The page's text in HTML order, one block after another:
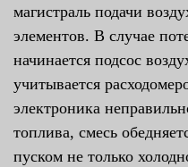
магистраль подачи
элементов. В случае
начинается подсос
учитывается
электроника
топлива, смесь
пуском не только